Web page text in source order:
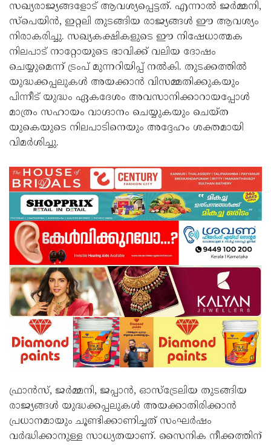
സഖ്യരാജ്യങ്ങളോട് ആവശ്യപ്പെട്ടത്. എന്നാൽ ജർമ്മനി,
സ്പെയിൻ, ഇറ്റലി തുടങ്ങിയ രാജ്യങ്ങൾ ഈ ആവശ്യം
നിരാകരിച്ചു. സഖ്യകക്ഷികളുടെ ഈ നിഷേധാത്മക
നിലപാട് നാറ്റോയുടെ ഭാവിക്ക് വലിയ ദോഷം
ചെയ്യുമെന്ന് ട്രംപ് മുന്നറിയിപ്പ് നൽകി. തുടക്കത്തിൽ
യുദ്ധക്കപ്പലുകൾ അയക്കാൻ വിസമ്മതിക്കുകയും
പിന്നീട് യുദ്ധം ഏകദേശം അവസാനിക്കാറായപ്പോൾ
മാത്രം സഹായം വാഗ്ദാനം ചെയ്യുകയും ചെയ്ത
യുകെയുടെ നിലപാടിനെയും അദ്ദേഹം ശക്തമായി
വിമർശിച്ചു.
ഫ്രാൻസ്, ജർമ്മനി, ജപ്പാൻ, ഓസ്‌ട്രേലിയ തുടങ്ങിയ
രാജ്യങ്ങൾ യുദ്ധക്കപ്പലുകൾ അയക്കാതിരിക്കാൻ
പ്രധാനമായും ചൂണ്ടിക്കാണിച്ചത് സംഘർഷം
വർദ്ധിക്കാനുള്ള സാധ്യതയാണ്. സൈനിക നീക്കത്തിന്